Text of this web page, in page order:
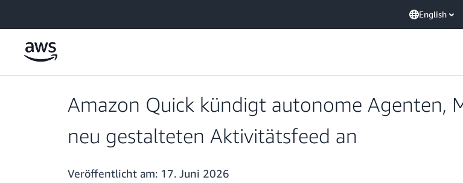
English
Amazon Quick kündigt autonome Agenten,
neu gestalteten Aktivitätsfeed an
Veröffentlicht am: 17. Juni 2026